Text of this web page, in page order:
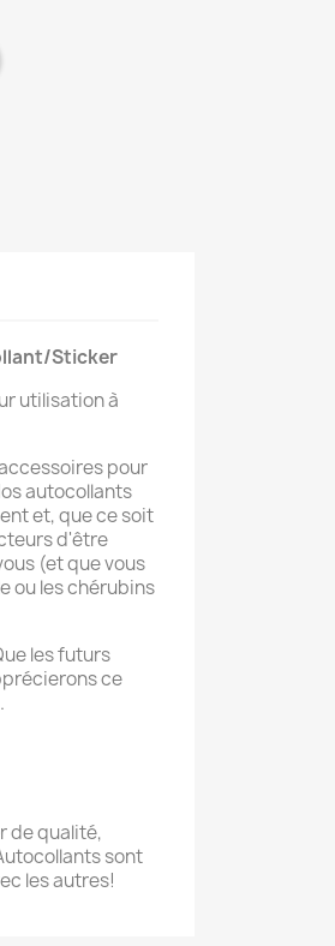
Sticker
utilisation à
pour
autocollants
et, que ce soit
d'être
(et que vous
ou les chérubins
les futurs
ce
de qualité,
sont
les autres!